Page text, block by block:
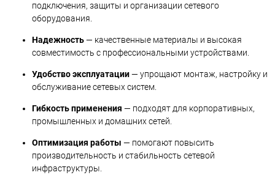
подключения, защиты и организации сетевого
оборудования.
Надежность— качественные материалы и высокая
совместимость с профессиональными устройствами.
Удобство эксплуатации— упрощают монтаж, настройку и
обслуживание сетевых систем.
Гибкость применения — подходят для корпоративных,
промышленных и домашних сетей.
Оптимизация работы — помогают повысить
производительность и стабильность сетевой
инфраструктуры.